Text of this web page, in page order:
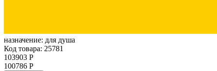
назначение: для душа
Код товара: 25781
103903 Р
100786 Р